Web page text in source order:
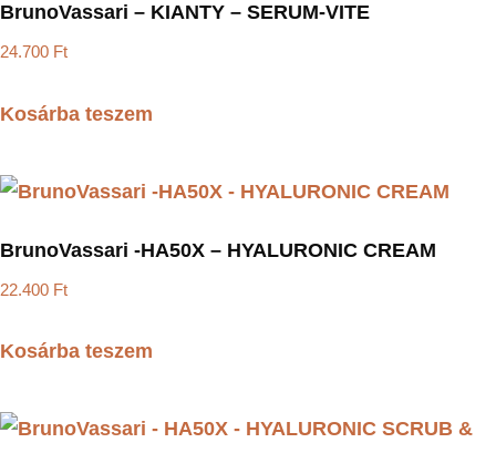
BrunoVassari – KIANTY – SERUM-VITE
24.700 Ft
Kosárba teszem
BrunoVassari -HA50X – HYALURONIC CREAM
22.400 Ft
Kosárba teszem